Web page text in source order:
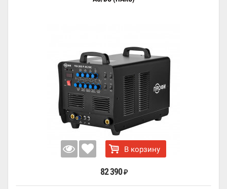
В корзину
82 390 ₽